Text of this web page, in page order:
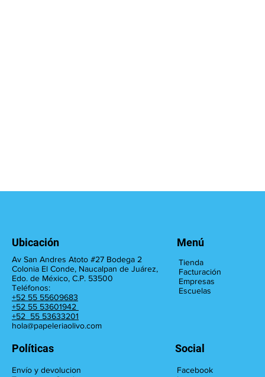
Av San Andres Atoto #27 Bodega 2
Colonia El Conde, Naucalpan de Juárez,
Edo. de México, C.P. 53500
Teléfonos:
+52 55 55609683
+52 55 53601942
+52 55 53633201
hola@papeleriaolivo.com
Ubicación
Envío y devolucion
Políticas
Facebook
Social
Tienda
Facturación
Empresas
Escuelas
Menú